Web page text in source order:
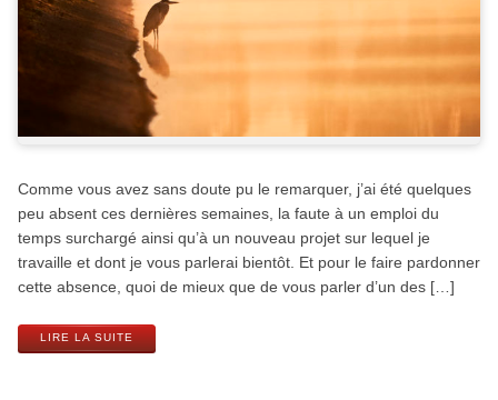
Comme vous avez sans doute pu le remarquer, j’ai été quelques
peu absent ces dernières semaines, la faute à un emploi du
temps surchargé ainsi qu’à un nouveau projet sur lequel je
travaille et dont je vous parlerai bientôt. Et pour le faire pardonner
cette absence, quoi de mieux que de vous parler d’un des […]
LIRE LA SUITE